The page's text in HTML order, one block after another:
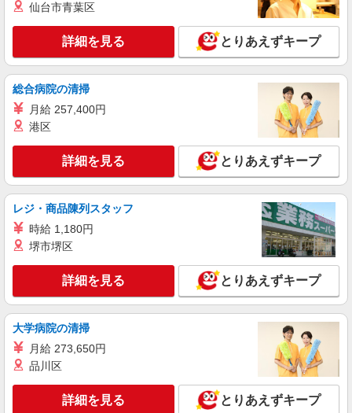
制手当／住宅手当（実家外かつ賃貸の場合のみ別
当の種類はエリアにより異なります。詳細は面接
時にお尋ねください。
アルバイト パート
LOUNIE（ルーニィ） ヤエチカ店
アパレル販売スタッフ
時給1250円〜＋交通費支給（月2万円迄）
≪LOUNIE ヤエチカ店≫ 東京都中央区八重洲
2-1 八重洲地下街中1号 ■東京(ＪＲ中央本線)八重
洲中央口(約2分) ■東京(ＪＲ北陸新幹線)八重洲中
央口(約2分) ■東京(ＪＲ東北新幹線)八重洲中央口
(約2分)
詳細を見る
正社員
LOUNIE（ルーニィ）銀座店
【店長候補募集】接客・販売・お店作り〜マネ
未経験：月給243,800円〜400,000円 経験者
（店長候補）：月給300,000円〜 ※試用期間中は
270,000円〜 ★固定残業手当：30,800円（月給に
含む） ※経験・能力考慮 ※固定残業時間は1ヶ月
あたり20時間、超過時は追加で残業手当支給 ※月
3万円まで交通費支給 ※試用期間（2〜3ヶ月）も
制手当／住宅手当（実家外かつ賃貸の場合のみ別
途支給）※試用期間明けから支給／特別手当 ※手
当の種類はエリアにより異なります。詳細は面接
時にお尋ねください。
≪銀座店≫ 東京都中央区銀座8-8-5陽栄銀座ビ
ル1F
詳細を見る
アルバイト
アパレル販売スタッフ
仙台市青葉区
詳細を見る とりあえずキープ
総合病院の清掃
月給 257,400円
港区
詳細を見る とりあえずキープ
レジ・商品陳列スタッフ
時給 1,180円
堺市堺区
詳細を見る とりあえずキープ
大学病院の清掃
月給 273,650円
品川区
詳細を見る とりあえずキープ